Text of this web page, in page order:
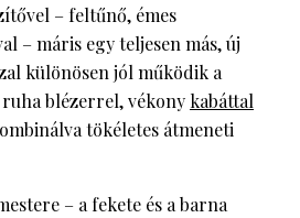
– feltűnő, émes
– máris egy teljesen más, új
különösen jól működik a
blézerrel, vékony kabáttal
tökéletes átmeneti
– a fekete és a barna